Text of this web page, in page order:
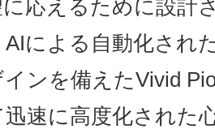
応えるために設計
による自動化され
ンを備えたVivid
速に高度化された